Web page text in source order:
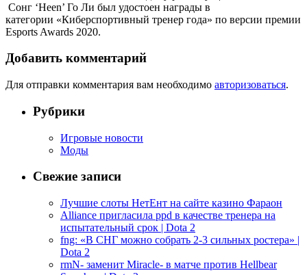
Сонг ‘Heen’ Го Ли был удостоен награды в
категории «Киберспортивный тренер года» по версии премии
Esports Awards 2020.
Добавить комментарий
Для отправки комментария вам необходимо авторизоваться.
Рубрики
Игровые новости
Моды
Свежие записи
Лучшие слоты НетЕнт на сайте казино Фараон
Alliance пригласила ppd в качестве тренера на
испытательный срок | Dota 2
fng: «В СНГ можно собрать 2-3 сильных ростера» |
Dota 2
rmN- заменит Miracle- в матче против Hellbear